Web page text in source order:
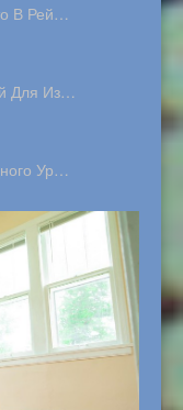
В Рей…
Для Из…
Ур…